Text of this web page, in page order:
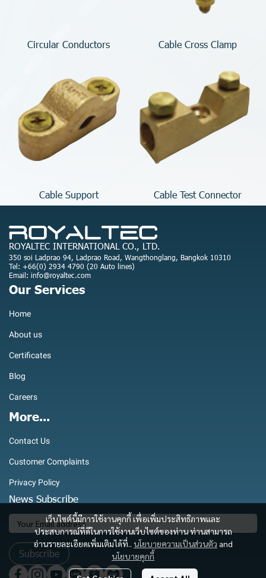
Circular Conductors Cable Cross Clamp
Cable Support Cable Test Connector
เว็บไซต์นี้มีการใช้งานคุกกี้ เพื่อเพิ่มประสิทธิภาพและ
ประสบการณ์ที่ดีในการใช้งานเว็บไซต์ของท่าน ท่านสามารถ
อ่านรายละเอียดเพิ่มเติมได้ที่.. นโยบายความเป็นส่วนตัว and
นโยบายคุกกี้
ROYALTEC INTERNATIONAL CO., LTD.
350 soi Ladprao 94, Ladprao Road, Wangthonglang, Bangkok 10310
Tel: +66(0) 2934 4790 (20 Auto lines)
Email: info@royaltec.com
Our Services
Home
About us
Certificates
Blog
Careers
More...
Contact Us
Customer Complaints
Privacy Policy
News Subscribe
Subscribe